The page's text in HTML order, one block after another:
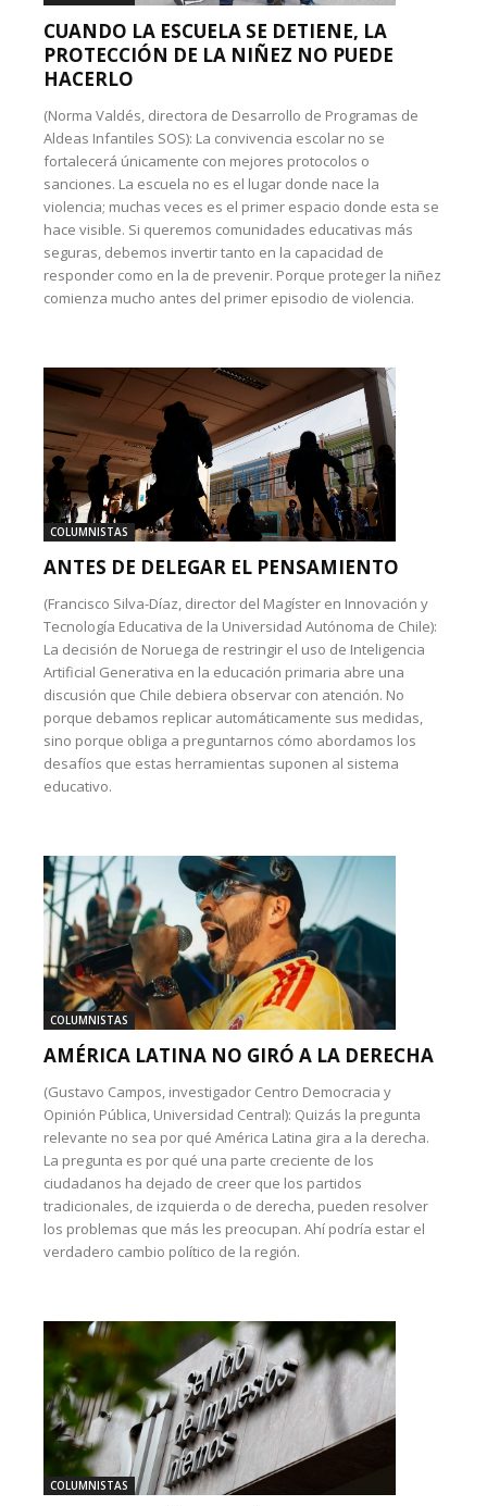
CUANDO LA ESCUELA SE DETIENE, LA
PROTECCIÓN DE LA NIÑEZ NO PUEDE
HACERLO
(Norma Valdés, directora de Desarrollo de Programas de
Aldeas Infantiles SOS): La convivencia escolar no se
fortalecerá únicamente con mejores protocolos o
sanciones. La escuela no es el lugar donde nace la
violencia; muchas veces es el primer espacio donde esta se
hace visible. Si queremos comunidades educativas más
seguras, debemos invertir tanto en la capacidad de
responder como en la de prevenir. Porque proteger la niñez
comienza mucho antes del primer episodio de violencia.
COLUMNISTAS
ANTES DE DELEGAR EL PENSAMIENTO
(Francisco Silva-Díaz, director del Magíster en Innovación y
Tecnología Educativa de la Universidad Autónoma de Chile):
La decisión de Noruega de restringir el uso de Inteligencia
Artificial Generativa en la educación primaria abre una
discusión que Chile debiera observar con atención. No
porque debamos replicar automáticamente sus medidas,
sino porque obliga a preguntarnos cómo abordamos los
desafíos que estas herramientas suponen al sistema
educativo.
COLUMNISTAS
AMÉRICA LATINA NO GIRÓ A LA DERECHA
(Gustavo Campos, investigador Centro Democracia y
Opinión Pública, Universidad Central): Quizás la pregunta
relevante no sea por qué América Latina gira a la derecha.
La pregunta es por qué una parte creciente de los
ciudadanos ha dejado de creer que los partidos
tradicionales, de izquierda o de derecha, pueden resolver
los problemas que más les preocupan. Ahí podría estar el
verdadero cambio político de la región.
COLUMNISTAS